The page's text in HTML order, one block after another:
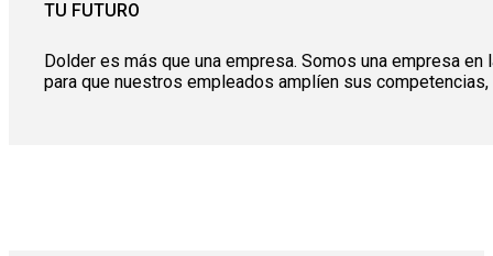
TU FUTURO
Dolder es más que una empresa. Somos una empresa
para que nuestros empleados amplíen sus